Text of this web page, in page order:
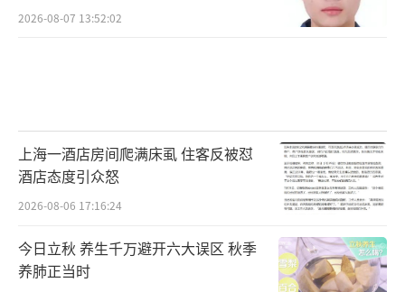
2026-08-07 13:52:02
上海一酒店房间爬满床虱 住客反被怼
酒店态度引众怒
2026-08-06 17:16:24
今日立秋 养生千万避开六大误区 秋季
养肺正当时